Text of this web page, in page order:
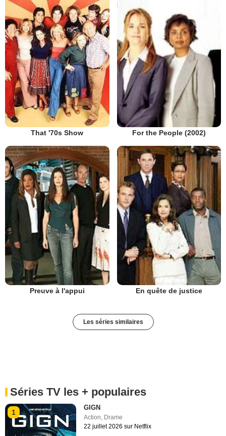
That '70s Show For the People (2002)
Preuve à l'appui En quête de justice
Les séries similaires
Séries TV les + populaires
1
GIGN
Action Drame
22 juillet 2026 sur Netflix